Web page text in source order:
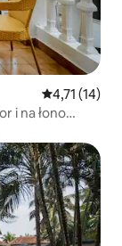
Średnia
4,71 (14)
i na łono